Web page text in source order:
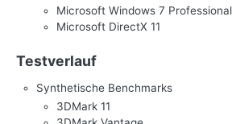
Microsoft Windows 7
Microsoft DirectX 11
Testverlauf
Synthetische Benchmarks
3DMark 11